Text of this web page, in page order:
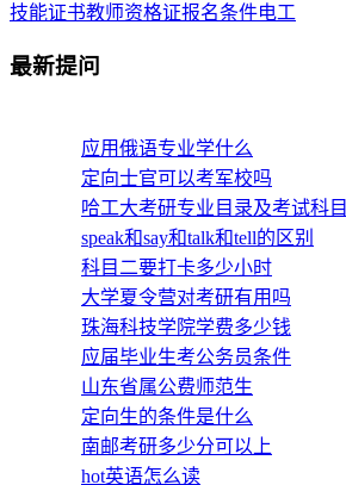
技能证书教师资格证报名条件电工
最新提问
应用俄语专业学什么
定向士官可以考军校吗
哈工大考研专业目录及考试科目
speak和say和talk和tell的区别
科目二要打卡多少小时
大学夏令营对考研有用吗
珠海科技学院学费多少钱
应届毕业生考公务员条件
山东省属公费师范生
定向生的条件是什么
南邮考研多少分可以上
hot英语怎么读